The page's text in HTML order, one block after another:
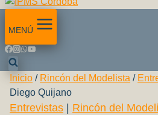
MENÚ
Inicio / Rincón del Modelista /
Diego Quijano
Entrevistas Rincón del